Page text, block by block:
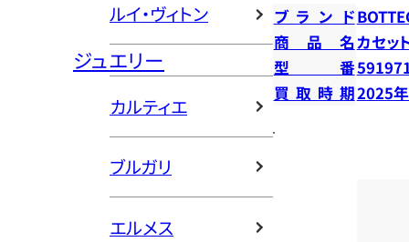
ルイ・ヴィトン
ジュエリー
カルティエ
ブルガリ
エルメス
ブランド
商品名カセッ
型番
買取時期2025